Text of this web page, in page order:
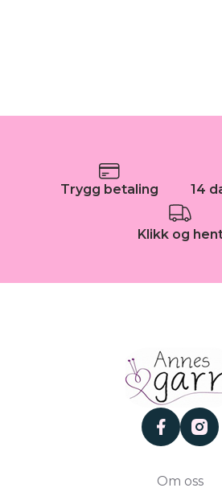
Trygg betaling 14
Klikk og
facebook
Om oss